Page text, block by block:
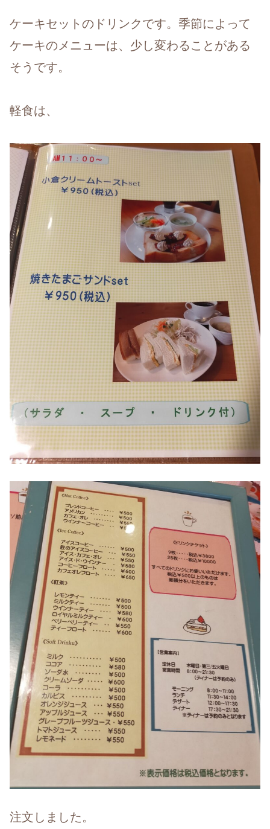
ケーキセットのドリンクです。季節によって
ケーキのメニューは、少し変わることがある
そうです。
軽食は、
注文しました。